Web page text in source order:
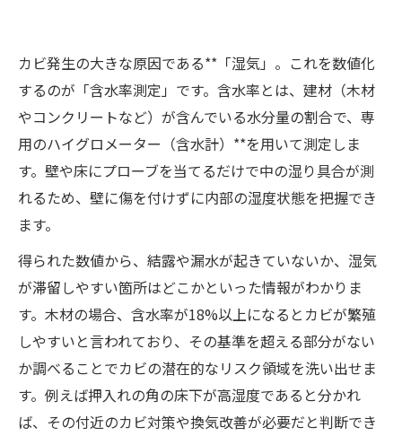
カビ発生の大きな原因である**「湿気」。これを数値化
するのが「含水率測定」です。含水率とは、建材（木材
やコンクリートなど）が含んでいる水分量の割合で、専
用のハイグロメーター（含水計）**を用いて測定しま
す。壁や床にプローブを当てるだけで中の湿り具合が測
れるため、壁に傷を付けずに内部の湿度状態を把握でき
ます。
得られた数値から、結露や漏水が起きていないか、湿気
が滞留しやすい箇所はどこかといった情報がわかりま
す。木材の場合、含水率が18%以上になるとカビが繁殖
しやすいと言われており、その基準を超える部分がない
か調べることでカビの潜在的なリスク領域を洗い出せま
す。例えば押入れの角の床下が高湿度であると分かれ
ば、その付近のカビ対策や換気改善が必要だと判断でき